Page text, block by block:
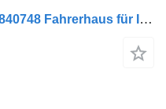
IVECO S-WAY 19- r. 11.1 5802840748 Fahrerhaus für IVECO S-WAY 19- r. 11.1 Sattelzugmaschine für Ersatzteile